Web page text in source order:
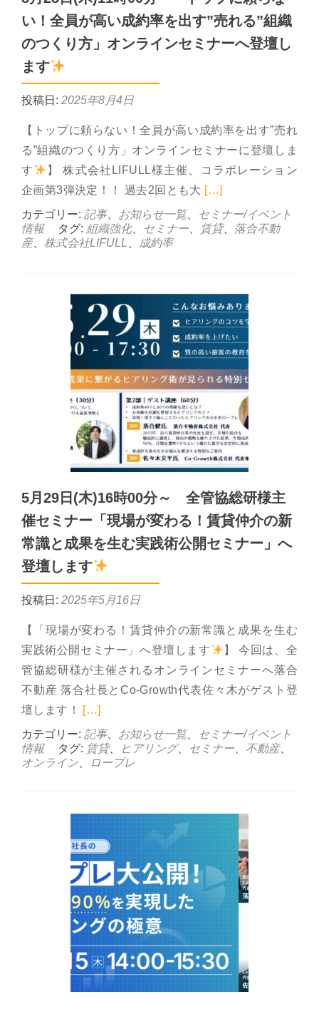
い！全員が高い成約率を出す”売れる”組織
のつくり方」オンラインセミナーへ登壇し
ます
投稿日: 2025年8月4日
【トップに頼らない！全員が高い成約率を出す”売れ
る”組織のつくり方」オンラインセミナーに登壇しま
す
】 株式会社LIFULL様主催、コラボレーション
企画第3弾決定！！ 過去2回とも大 Read more about 8
[…]
カテゴリー: 記事、 お知らせ一覧、
セミナー/イベント
情報
タグ: 組織強化、 セミナー 賃貸、
落合不動
産、 株式会社LIFULL 成約率
5月29日(木)16時00分～ 全管協総研様主
催セミナー「現場が変わる！賃貸仲介の新
常識と成果を生む実践術公開セミナー」へ
登壇します
投稿日: 2025年5月16日
【「現場が変わる！賃貸仲介の新常識と成果を生む
実践術公開セミナー」へ登壇します
】 今回は、全
管協総研様が主催されるオンラインセミナーへ落合
不動産 落合社長とCo-Growth代表佐々木がゲスト登
壇します！ Read more about 5月29日(木)16時00分～
[…]
カテゴリー: 記事、 お知らせ一覧、
セミナー/イベント
情報
タグ: 賃貸、 ヒアリング、 セミナー 不動産、
オンライン
ロープレ